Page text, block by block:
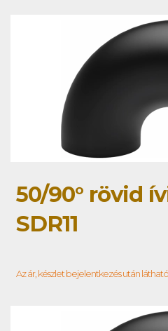
50/90° rövid
SDR11
Az ár, készlet bejelentkezés után látható